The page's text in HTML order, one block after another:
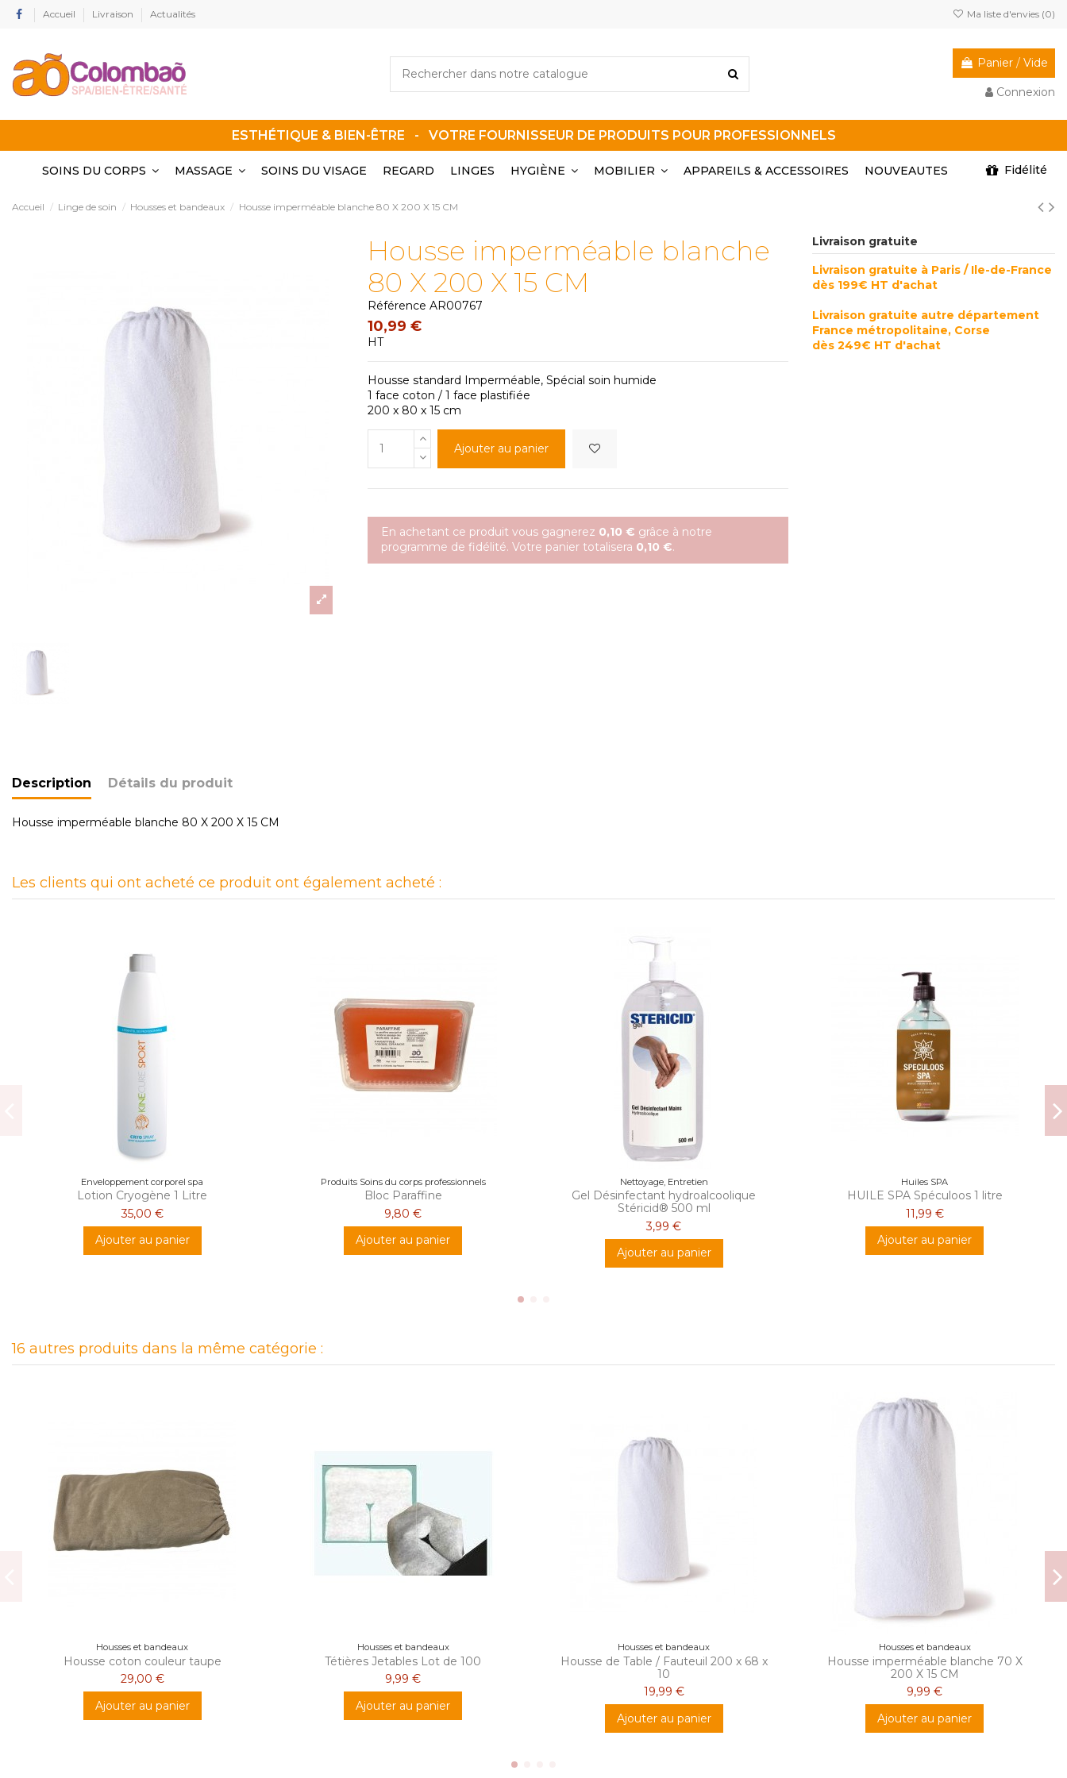
Accueil Livraison Actualités Ma liste d'envies (0)
Panier / Vide
Connexion
ESTHÉTIQUE & BIEN-ÊTRE - VOTRE FOURNISSEUR DE PRODUITS POUR PROFESSIONNELS
SOINS DU CORPS MASSAGE SOINS DU VISAGE REGARD LINGES HYGIÈNE MOBILIER APPAREILS & ACCESSOIRES Fidélité
NOUVEAUTES
Accueil Linge de soin Housses et bandeaux Housse imperméable blanche 80 X 200 X 15 CM
Housse imperméable blanche
80 X 200 X 15 CM
Référence AR00767
10,99 €
HT
Housse standard Imperméable, Spécial soin humide
1 face coton / 1 face plastifiée
200 x 80 x 15 cm
Ajouter au panier
En achetant ce produit vous gagnerez 0,10 € grâce à notre
programme de fidélité. Votre panier totalisera 0,10 €.
Livraison gratuite
Livraison gratuite à Paris / Ile-de-France
dès 199€ HT d'achat
Livraison gratuite autre département
France métropolitaine, Corse
dès 249€ HT d'achat
Description Détails du produit
Housse imperméable blanche 80 X 200 X 15 CM
Les clients qui ont acheté ce produit ont également acheté :
Enveloppement corporel spa
Lotion Cryogène 1 Litre
35,00 €
Ajouter au panier
Produits Soins du corps professionnels
Bloc Paraffine
9,80 €
Ajouter au panier
Nettoyage, Entretien
Gel Désinfectant hydroalcoolique
Stéricid® 500 ml
3,99 €
Ajouter au panier
Huiles SPA
HUILE SPA Spéculoos 1 litre
11,99 €
Ajouter au panier
16 autres produits dans la même catégorie :
Housses et bandeaux
Housse coton couleur taupe
29,00 €
Ajouter au panier
Housses et bandeaux
Tétières Jetables Lot de 100
9,99 €
Ajouter au panier
Housses et bandeaux
Housse de Table / Fauteuil 200 x 68 x
10
19,99 €
Ajouter au panier
Housses et bandeaux
Housse imperméable blanche 70 X
200 X 15 CM
9,99 €
Ajouter au panier